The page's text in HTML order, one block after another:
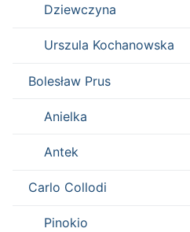
Dziewczyna
Urszula Kochanowska
Bolesław Prus
Anielka
Antek
Carlo Collodi
Pinokio